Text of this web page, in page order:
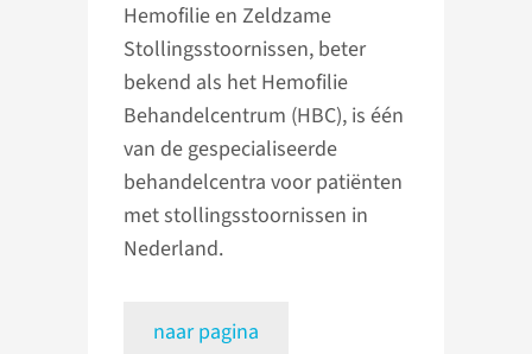
Hemofilie en Zeldzame
Stollingsstoornissen, beter
bekend als het Hemofilie
Behandelcentrum (HBC), is één
van de gespecialiseerde
behandelcentra voor patiënten
met stollingsstoornissen in
Nederland.
naar pagina